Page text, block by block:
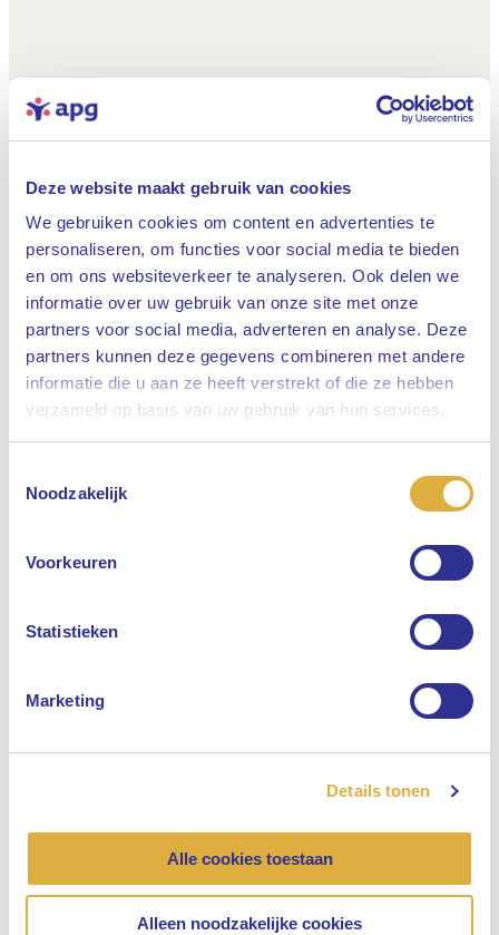
Deze website maakt gebruik van cookies
We gebruiken cookies om content en advertenties te
personaliseren, om functies voor social media te bieden
en om ons websiteverkeer te analyseren. Ook delen we
informatie over uw gebruik van onze site met onze
partners voor social media, adverteren en analyse. Deze
partners kunnen deze gegevens combineren met andere
informatie die u aan ze heeft verstrekt of die ze hebben
verzameld op basis van uw gebruik van hun services.
Noodzakelijk
Voorkeuren
Statistieken
Marketing
Details tonen
Alle cookies toestaan
Alleen noodzakelijke cookies
Sluiten